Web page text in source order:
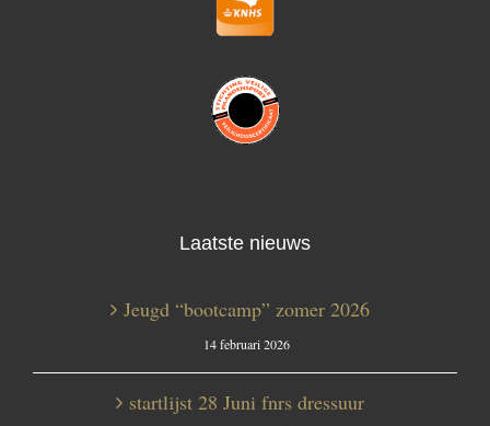
Laatste nieuws
Jeugd “bootcamp” zomer 2026
14 februari 2026
startlijst 28 Juni fnrs dressuur